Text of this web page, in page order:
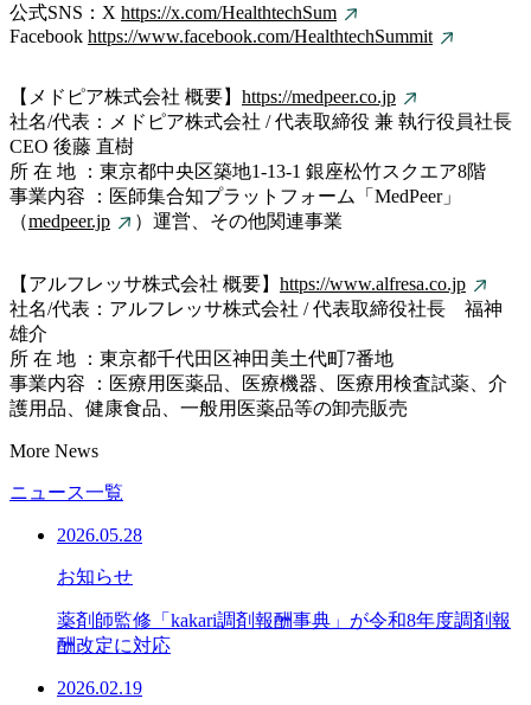
公式SNS：X https://x.com/HealthtechSum
Facebook https://www.facebook.com/HealthtechSummit
【メドピア株式会社 概要】 https://medpeer.co.jp
社名/代表：メドピア株式会社 / 代表取締役 兼 執行役員社長
CEO 後藤 直樹
所 在 地 ：東京都中央区築地1-13-1 銀座松竹スクエア8階
事業内容 ：医師集合知プラットフォーム「MedPeer」
（medpeer.jp ）運営、その他関連事業
【アルフレッサ株式会社 概要】 https://www.alfresa.co.jp
社名/代表：アルフレッサ株式会社 / 代表取締役社長 福神
雄介
所 在 地 ：東京都千代田区神田美土代町7番地
事業内容 ：医療用医薬品、医療機器、医療用検査試薬、介
護用品、健康食品、一般用医薬品等の卸売販売
More News
ニュース一覧
2026.05.28
お知らせ
薬剤師監修「kakari調剤報酬事典」が令和8年度調剤報
酬改定に対応
2026.02.19